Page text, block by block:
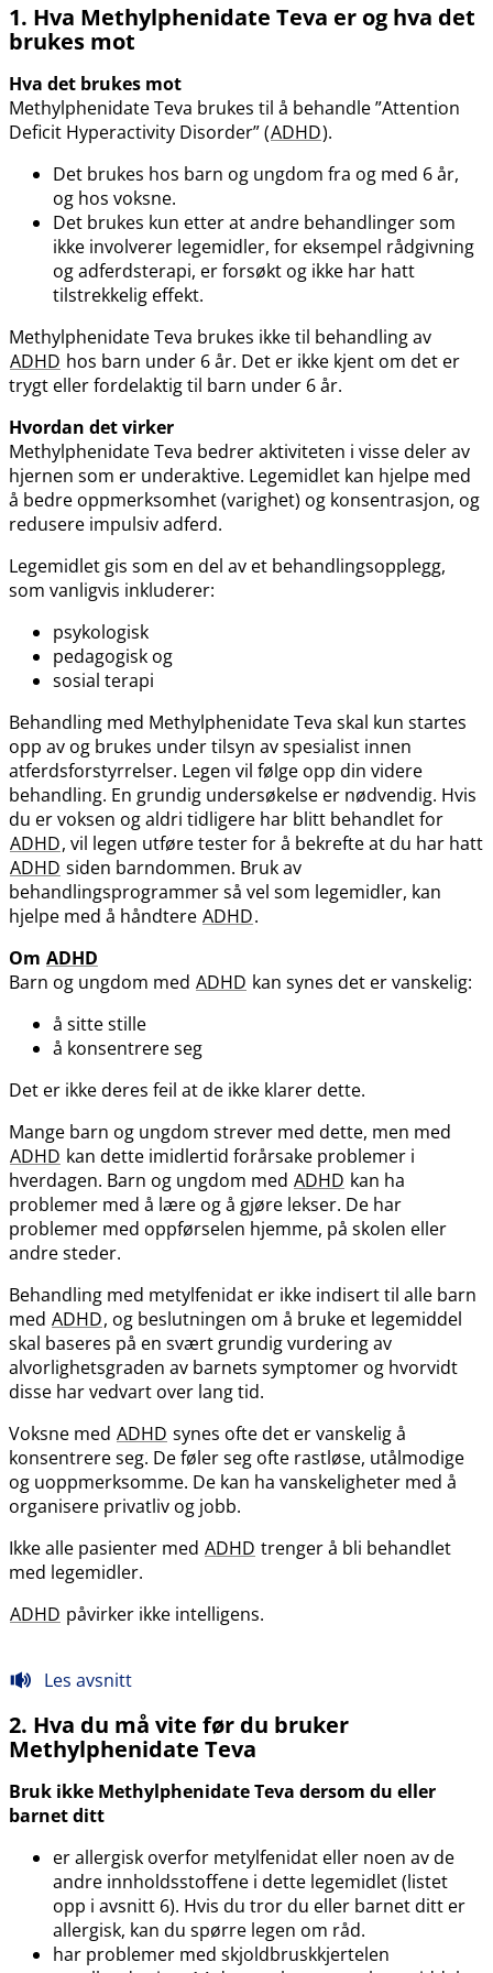
1. Hva Methylphenidate Teva er og hva det
brukes mot
Hva det brukes mot
Methylphenidate Teva brukes til å behandle ”Attention
Deficit Hyperactivity Disorder” (ADHD).
Det brukes hos barn og ungdom fra og med 6 år,
og hos voksne.
Det brukes kun etter at andre behandlinger som
ikke involverer legemidler, for eksempel rådgivning
og adferdsterapi, er forsøkt og ikke har hatt
tilstrekkelig effekt.
Methylphenidate Teva brukes ikke til behandling av
ADHD hos barn under 6 år. Det er ikke kjent om det er
trygt eller fordelaktig til barn under 6 år.
Hvordan det virker
Methylphenidate Teva bedrer aktiviteten i visse deler av
hjernen som er underaktive. Legemidlet kan hjelpe med
å bedre oppmerksomhet (varighet) og konsentrasjon, og
redusere impulsiv adferd.
Legemidlet gis som en del av et behandlingsopplegg,
som vanligvis inkluderer:
psykologisk
pedagogisk og
sosial terapi
Behandling med Methylphenidate Teva skal kun startes
opp av og brukes under tilsyn av spesialist innen
atferdsforstyrrelser. Legen vil følge opp din videre
behandling. En grundig undersøkelse er nødvendig. Hvis
du er voksen og aldri tidligere har blitt behandlet for
ADHD, vil legen utføre tester for å bekrefte at du har hatt
ADHD siden barndommen. Bruk av
behandlingsprogrammer så vel som legemidler, kan
hjelpe med å håndtere ADHD.
Om ADHD
Barn og ungdom med ADHD kan synes det er vanskelig:
å sitte stille
å konsentrere seg
Det er ikke deres feil at de ikke klarer dette.
Mange barn og ungdom strever med dette, men med
ADHD kan dette imidlertid forårsake problemer i
hverdagen. Barn og ungdom med ADHD kan ha
problemer med å lære og å gjøre lekser. De har
problemer med oppførselen hjemme, på skolen eller
andre steder.
Behandling med metylfenidat er ikke indisert til alle barn
med ADHD, og beslutningen om å bruke et legemiddel
skal baseres på en svært grundig vurdering av
alvorlighetsgraden av barnets symptomer og hvorvidt
disse har vedvart over lang tid.
Voksne med ADHD synes ofte det er vanskelig å
konsentrere seg. De føler seg ofte rastløse, utålmodige
og uoppmerksomme. De kan ha vanskeligheter med å
organisere privatliv og jobb.
Ikke alle pasienter med ADHD trenger å bli behandlet
med legemidler.
ADHD påvirker ikke intelligens.
Les avsnitt
2. Hva du må vite før du bruker
Methylphenidate Teva
Bruk ikke Methylphenidate Teva dersom du eller
barnet ditt
er allergisk overfor metylfenidat eller noen av de
andre innholdsstoffene i dette legemidlet (listet
opp i avsnitt 6). Hvis du tror du eller barnet ditt er
allergisk, kan du spørre legen om råd.
har problemer med skjoldbruskkjertelen